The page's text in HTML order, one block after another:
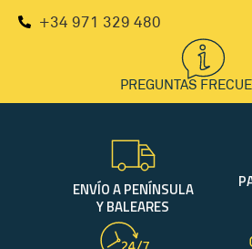
+34 971 329 480
PREGUNTAS
ENVÍO A PENÍNSULA
Y BALEARES